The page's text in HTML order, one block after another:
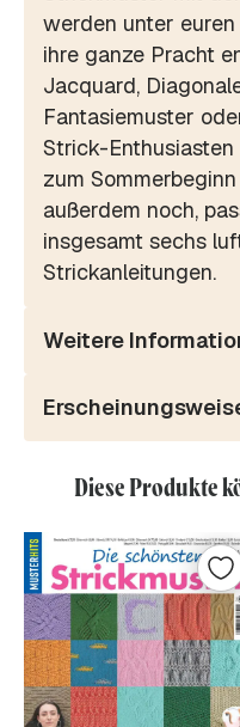
werden unter
ihre ganze Pracht
Jacquard,
Fantasiemuster
Strick-
zum
außerdem noch,
insgesamt sechs
Strickanleitungen.
Weitere
Diese Produkte